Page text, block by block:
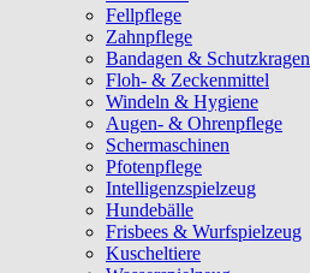
Fellpflege
Zahnpflege
Bandagen & Schutzkragen
Floh- & Zeckenmittel
Windeln & Hygiene
Augen- & Ohrenpflege
Schermaschinen
Pfotenpflege
Intelligenzspielzeug
Hundebälle
Frisbees & Wurfspielzeug
Kuscheltiere